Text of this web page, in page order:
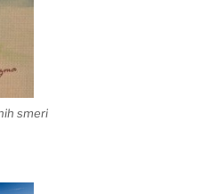
smeri